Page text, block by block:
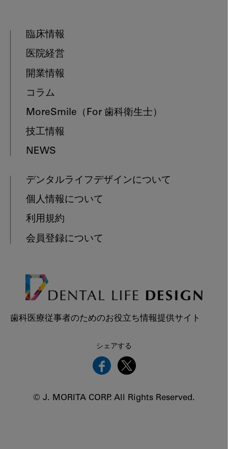
臨床情報
医院経営
開業情報
コラム
MoreSmile （For 歯科衛生士）
技工情報
NEWS
デンタルライフデザインについて
個人情報について
利用規約
会員登録について
歯科医療従事者のためのお役立ち情報提供サイト
シェアする
© J. MORITA CORP. All Rights Reserved.